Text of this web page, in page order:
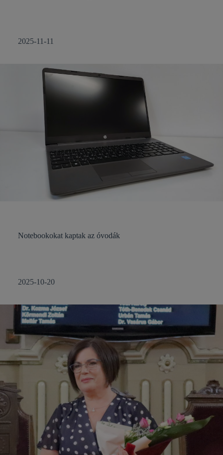
2025-11-11
Notebookokat kaptak az óvodák
2025-10-20